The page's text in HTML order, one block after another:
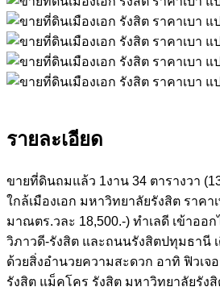
รายละเอียด
ขายที่ดินถมแล้ว 1งาน 34 ตารางวา
ใกล้เมืองเอก มหาวิทยาลัยรังสิต ราคา
มาณตร.วละ 18,500.-) ทำเลดี เข้าออ
วิภาวดี-รังสิต และถนนรังสิตปทุมธานี
ด้วยสิ่งอำนวยความสะดวก อาทิ ฟิวเจ
รังสิต แม็คโคร รังสิต มหาวิทยาลัยรัง